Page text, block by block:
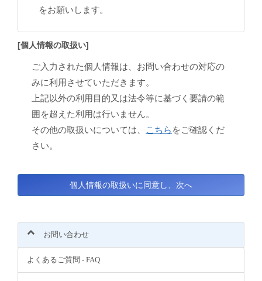
をお願いします。
[個人情報の取扱い]
ご入力された個人情報は、お問い合わせの対応の
みに利用させていただきます。
上記以外の利用目的又は法令等に基づく要請の範
囲を超えた利用は行いません。
その他の取扱いについては、
こちら をご確認くだ
さい。
お問い合わせ
よくあるご質問 - FAQ